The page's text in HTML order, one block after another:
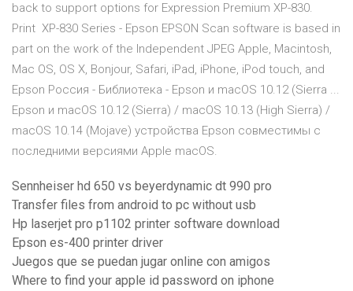
back to support options for Expression Premium XP-830.
Print XP-830 Series - Epson EPSON Scan software is based in
part on the work of the Independent JPEG Apple, Macintosh,
Mac OS, OS X, Bonjour, Safari, iPad, iPhone, iPod touch, and
Epson Россия - Библиотека - Epson и macOS 10.12 (Sierra ...
Epson и macOS 10.12 (Sierra) / macOS 10.13 (High Sierra) /
macOS 10.14 (Mojave) устройства Epson совместимы с
последними версиями Apple macOS.
Sennheiser hd 650 vs beyerdynamic dt 990 pro
Transfer files from android to pc without usb
Hp laserjet pro p1102 printer software download
Epson es-400 printer driver
Juegos que se puedan jugar online con amigos
Where to find your apple id password on iphone